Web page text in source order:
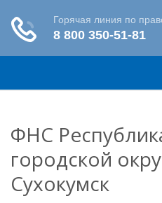
ФНС
городской
Сухокумск